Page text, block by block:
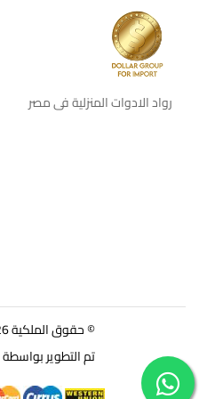
رواد الادوات المنزلية فى مصر
© حقوق الملكية 2026 دولار للاستيراد.
تم التطوير بواسطة